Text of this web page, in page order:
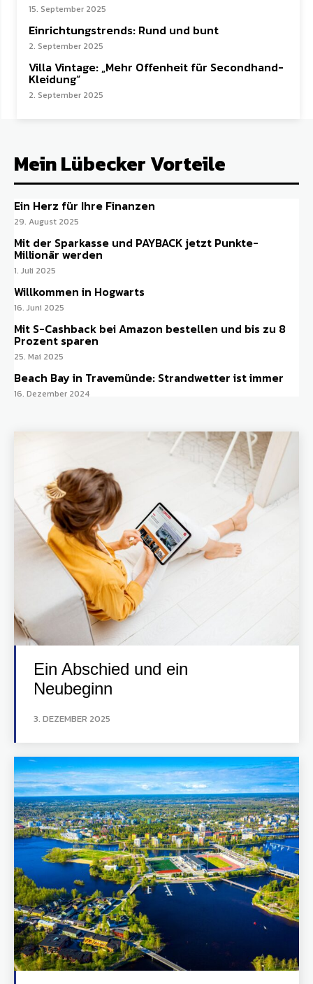
15. September 2025
Einrichtungstrends: Rund und bunt
2. September 2025
Villa Vintage: „Mehr Offenheit für Secondhand-
Kleidung“
2. September 2025
Mein Lübecker Vorteile
Ein Herz für Ihre Finanzen
29. August 2025
Mit der Sparkasse und PAYBACK jetzt Punkte-
Millionär werden
1. Juli 2025
Willkommen in Hogwarts
16. Juni 2025
Mit S-Cashback bei Amazon bestellen und bis zu 8
Prozent sparen
25. Mai 2025
Beach Bay in Travemünde: Strandwetter ist immer
16. Dezember 2024
Ein Abschied und ein
Neubeginn
3. DEZEMBER 2025